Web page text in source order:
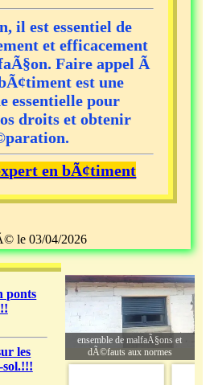
il est essentiel de
et efficacement
Faire appel Ã
est une
essentielle pour
droits et obtenir
en bÃ¢timent
le 03/04/2026
ensemble de malfaÃ§ons et
dÃ©fauts aux normes
ponts
les
sol.!!!